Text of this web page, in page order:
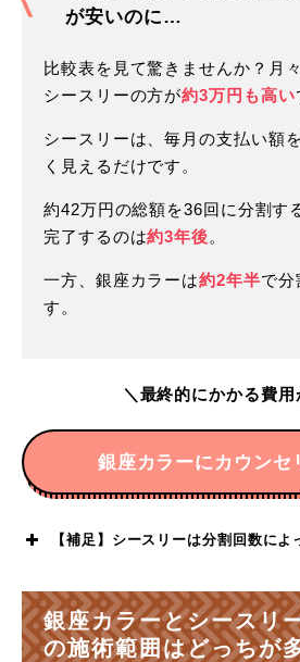
が安いのに…
比較表を見て驚きませんか？月
シースリーの方が約3万円も高い
シースリーは、毎月の支払い額
く見えるだけです。
約42万円の総額を36回に分割す
完了するのは約3年後。
一方、銀座カラーは約2年半で分
す。
＼最終的にかかる費用
銀座カラーにカウンセ
【補足】シースリーは分割回数に
プラン
銀座カラーとシースリ
の施術範囲はどっちが